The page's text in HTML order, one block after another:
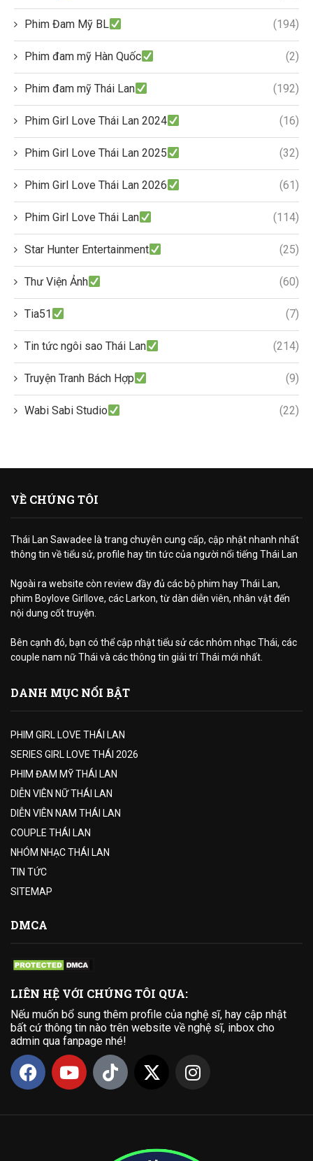
Phim Đam Mỹ BL (194)
Phim đam mỹ Hàn Quốc (2)
Phim đam mỹ Thái Lan (192)
Phim Girl Love Thái Lan 2024 (16)
Phim Girl Love Thái Lan 2025 (32)
Phim Girl Love Thái Lan 2026 (61)
Phim Girl Love Thái Lan (114)
Star Hunter Entertainment (25)
Thư Viện Ảnh (60)
Tia51 (7)
Tin tức ngôi sao Thái Lan (214)
Truyện Tranh Bách Hợp (9)
Wabi Sabi Studio (22)
VỀ CHÚNG TÔI
Thái Lan Sawadee là trang chuyên cung cấp, cập nhật nhanh nhất
thông tin về tiểu sử, profile hay tin tức của người nổi tiếng Thái Lan
Ngoài ra website còn review đầy đủ các bộ phim hay Thái Lan,
phim Boylove Girllove, các Larkon, từ dàn diễn viên, nhân vật đến
nội dung cốt truyện.
Bên cạnh đó, bạn có thể cập nhật tiểu sử các nhóm nhạc Thái, các
couple nam nữ Thái và các thông tin giải trí Thái mới nhất.
DANH MỤC NỔI BẬT
PHIM GIRL LOVE THÁI LAN
SERIES GIRL LOVE THÁI 2026
PHIM ĐAM MỸ THÁI LAN
DIỄN VIÊN NỮ THÁI LAN
DIỄN VIÊN NAM THÁI LAN
COUPLE THÁI LAN
NHÓM NHẠC THÁI LAN
TIN TỨC
SITEMAP
DMCA
LIÊN HỆ VỚI CHÚNG TÔI QUA:
Nếu muốn bổ sung thêm profile của nghệ sĩ, hay cập nhật
bất cứ thông tin nào trên website về nghệ sĩ, inbox cho
admin qua fanpage nhé!